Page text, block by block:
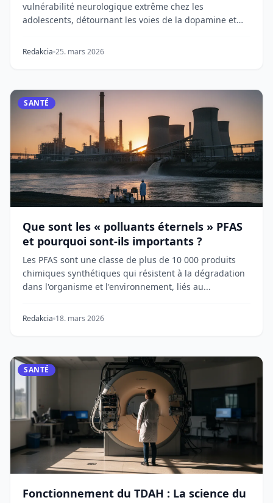
vulnérabilité neurologique extrême chez les
adolescents, détournant les voies de la dopamine et
Redakcia 25. mars 2026
SANTÉ
Que sont les « polluants éternels » PFAS
et pourquoi sont-ils importants ?
Les PFAS sont une classe de plus de 10 000 produits
chimiques synthétiques qui résistent à la dégradation
dans l'organisme et l'environnement, liés au...
Redakcia 18. mars 2026
SANTÉ
Fonctionnement du TDAH : La science du